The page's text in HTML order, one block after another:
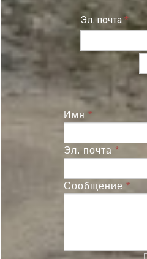
Эл. почта *
Имя *
Эл. почта *
Сообщение *